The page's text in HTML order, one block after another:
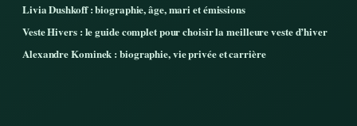
Livia Dushkoff : biographie, âge, mari et émissions
Veste Hivers : le guide complet pour choisir la meilleure veste d’hiver
Alexandre Kominek : biographie, vie privée et carrière